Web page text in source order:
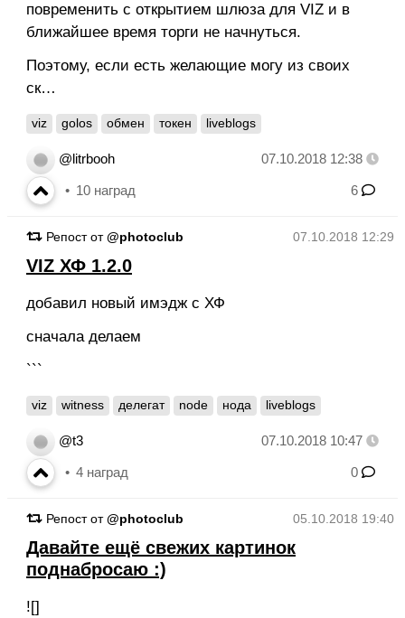
повременить с открытием шлюза для VIZ и в
ближайшее время торги не начнуться.
Поэтому, если есть желающие могу из своих
ск…
viz golos обмен токен liveblogs
@litrbooh 07.10.2018 12:38
10 наград 6
07.10.2018 12:29
Репост от@photoclub
VIZ ХФ 1.2.0
добавил новый имэдж с ХФ
сначала делаем
```
viz witness делегат node нода liveblogs
@t3 07.10.2018 10:47
4 наград 0
05.10.2018 19:40
Репост от@photoclub
Давайте ещё свежих картинок
поднабросаю :)
![]